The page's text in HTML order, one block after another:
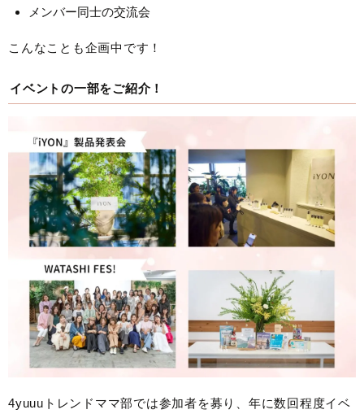
メンバー同士の交流会
こんなことも企画中です！
イベントの一部をご紹介！
4yuuuトレンドママ部では参加者を募り、年に数回程度イベ